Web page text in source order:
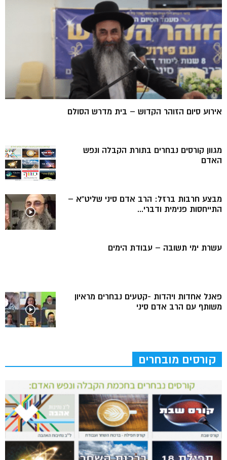
אירוע סיום הזוהר הקדוש – בית מדרש הסולם
מגוון קורסים נבחרים בתורת הקבלה ונפש
האדם
מבצע חרבות ברזל: הרב אדם סיני שליט”א –
התייחסות פנימית ודברי...
עשרת ימי תשובה – עבודת הימים
פאנל אחדות ויהדות -קטעים נבחרים מראיון
משותף עם הרב אדם סיני
קורסים מובחרים